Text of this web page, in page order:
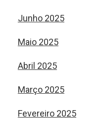
Junho 2025
Maio 2025
Abril 2025
Março 2025
Fevereiro 2025